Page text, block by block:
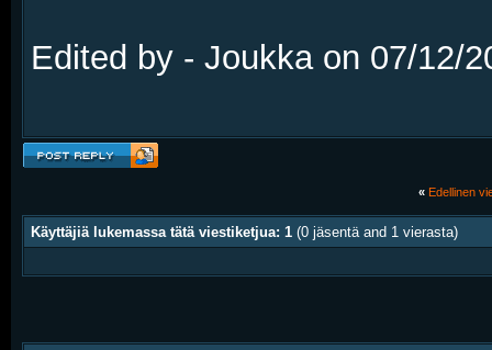
Edited by - Joukka on 07/12/
« Edellinen
Käyttäjiä lukemassa tätä viestiketjua: 1 (0 jäsentä and 1 vierasta)